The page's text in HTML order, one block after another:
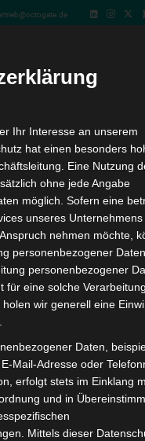
Praxis
in der Praxis“
nützliche Tipps und
für unsere
VMware
not supported or source(s) not
s/5gDLQqjgWBG62QY/
Ihr Interesse an unserem
hat einen besonders
Eine Nutzung
ohne jede Angabe
möglich. Sofern eine
unseres
nehmen möchte,
personenbezogener
personenbezogener
für eine solche
wir generell eine
Daten,
Mail-Adresse oder
erfolgt stets im Einklang
und in
Mittels dieser